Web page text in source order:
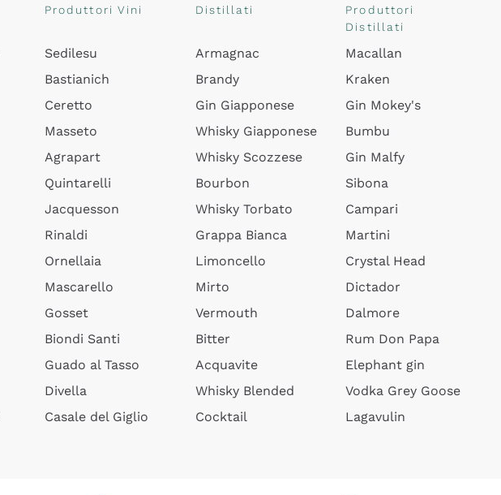
Produttori Vini
Sedilesu
Bastianich
Ceretto
Masseto
Agrapart
Quintarelli
Jacquesson
Rinaldi
Ornellaia
Mascarello
Gosset
Biondi Santi
Guado al Tasso
Divella
Casale del Giglio
Distillati
Armagnac
Brandy
Gin Giapponese
Whisky Giapponese
Whisky Scozzese
Bourbon
Whisky Torbato
Grappa Bianca
Limoncello
Mirto
Vermouth
Bitter
Acquavite
Whisky Blended
Cocktail
Produttori
Distillati
Macallan
Kraken
Gin Mokey's
Bumbu
Gin Malfy
Sibona
Campari
Martini
Crystal Head
Dictador
Dalmore
Rum Don Papa
Elephant gin
Vodka Grey Goose
Lagavulin